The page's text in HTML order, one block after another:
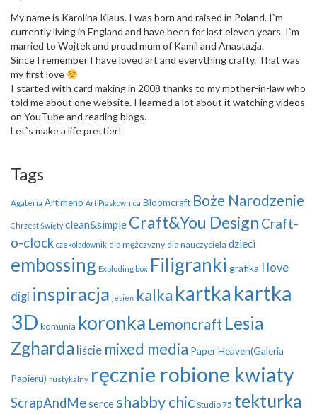
My name is Karolina Klaus. I was born and raised in Poland. I`m
currently living in England and have been for last eleven years. I`m
married to Wojtek and proud mum of Kamil and Anastazja.
Since I remember I have loved art and everything crafty. That was
my first love
I started with card making in 2008 thanks to my mother-in-law who
told me about one website. I learned a lot about it watching videos
on YouTube and reading blogs.
Let`s make a life prettier!
Tags
Agateria Artimeno Art Piaskownica Bloomcraft Boże Narodzenie
Chrzest Święty clean&simple Craft&You Design Craft-
o-clock czekoladownik dla mężczyzny dla nauczyciela dzieci
embossing Exploding box Filigranki grafika I love
digi inspiracja jesień kalka kartka kartka
3D komunia koronka Lemoncraft Lesia
Zgharda liście mixed media Paper Heaven(Galeria
Papieru) rustykalny ręcznie robione kwiaty
ScrapAndMeserce shabby chic Studio 75 tekturka